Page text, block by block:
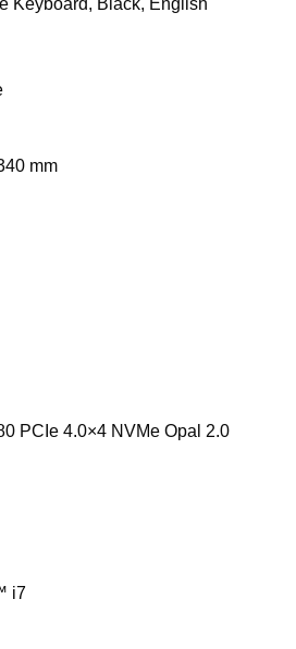
mm
PCIe 4.0×4 NVMe Opal 2.0
i7